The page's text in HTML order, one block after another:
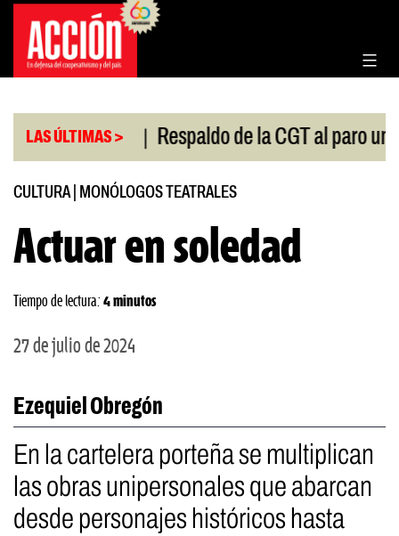
Saltar
contenido
LAS ÚLTIMAS >
| Respaldo de la CGT al paro universitario
CULTURA| MONÓLOGOS TEATRALES
Actuar en soledad
Tiempo de lectura: 4 minutos
27 de julio de 2024
Ezequiel Obregón
En la cartelera porteña se multiplican
las obras unipersonales que abarcan
desde personajes históricos hasta